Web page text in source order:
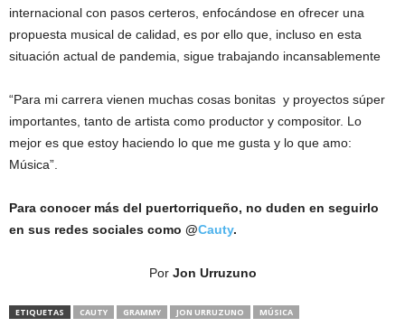
internacional con pasos certeros, enfocándose en ofrecer una
propuesta musical de calidad, es por ello que, incluso en esta
situación actual de pandemia, sigue trabajando incansablemente
“Para mi carrera vienen muchas cosas bonitas y proyectos súper
importantes, tanto de artista como productor y compositor. Lo
mejor es que estoy haciendo lo que me gusta y lo que amo:
Música”.
Para conocer más del puertorriqueño, no duden en seguirlo
en sus redes sociales como @Cauty.
Por Jon Urruzuno
ETIQUETAS CAUTY GRAMMY JON URRUZUNO MÚSICA